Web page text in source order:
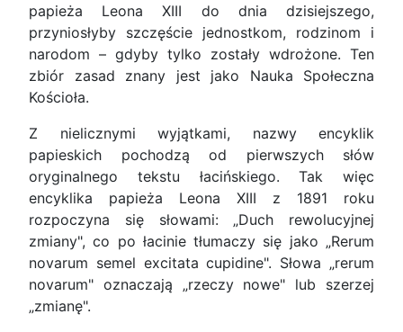
papieża Leona XIII do dnia dzisiejszego,
przyniosłyby szczęście jednostkom, rodzinom i
narodom – gdyby tylko zostały wdrożone. Ten
zbiór zasad znany jest jako Nauka Społeczna
Kościoła.
Z nielicznymi wyjątkami, nazwy encyklik
papieskich pochodzą od pierwszych słów
oryginalnego tekstu łacińskiego. Tak więc
encyklika papieża Leona XIII z 1891 roku
rozpoczyna się słowami: „Duch rewolucyjnej
zmiany", co po łacinie tłumaczy się jako „Rerum
novarum semel excitata cupidine". Słowa „rerum
novarum" oznaczają „rzeczy nowe" lub szerzej
„zmianę".